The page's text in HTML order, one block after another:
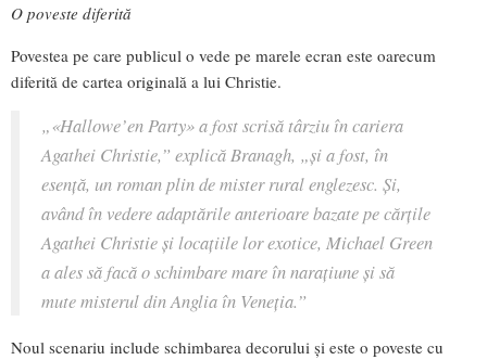
O poveste diferită
Povestea pe care publicul o vede pe marele ecran este oarecum
diferită de cartea originală a lui Christie.
„«Hallowe’en Party»a fost scrisă târziu în cariera
Agathei Christie,” explică Branagh, „și a fost, în
esență, un roman plin de mister rural englezesc. Și,
având în vedere adaptările anterioare bazate pe cărţile
Agathei Christie și locațiile lor exotice, Michael Green
a ales să facă o schimbare mare în narațiune și să
mute misterul din Anglia în Veneția.”
Noul scenariu include schimbarea decorului și este o poveste cu